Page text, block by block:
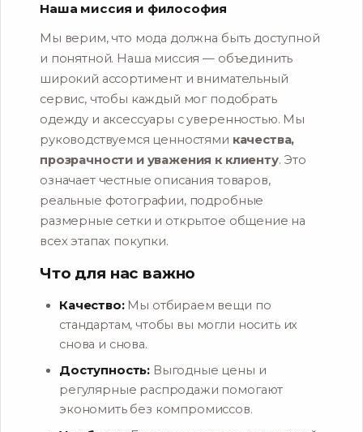
Наша миссия и философия
Мы верим, что мода должна быть доступной
и понятной. Наша миссия — объединить
широкий ассортимент и внимательный
сервис, чтобы каждый мог подобрать
одежду и аксессуары с уверенностью. Мы
руководствуемся ценностями качества,
прозрачности и уважения к клиенту. Это
означает честные описания товаров,
реальные фотографии, подробные
размерные сетки и открытое общение на
всех этапах покупки.
Что для нас важно
Качество:Мы отбираем вещи по
стандартам, чтобы вы могли носить их
снова и снова.
Доступность: Выгодные цены и
регулярные распродажи помогают
экономить без компромиссов.